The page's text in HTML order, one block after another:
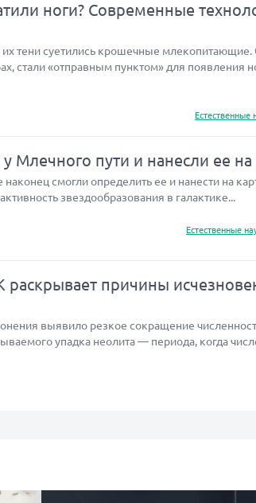
ноги? Современные
тени суетились крошечные
стали «отправным пунктом» для появления
Естественные
Млечного пути и нанесли ее на
смогли определить ее и нанести на
звездообразования в галактике...
Естественные
причины
выявило резкое сокращение
упадка неолита — периода, когда